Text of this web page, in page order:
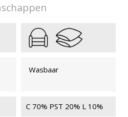
Wasbaar
C 70% PST 20% L 10%